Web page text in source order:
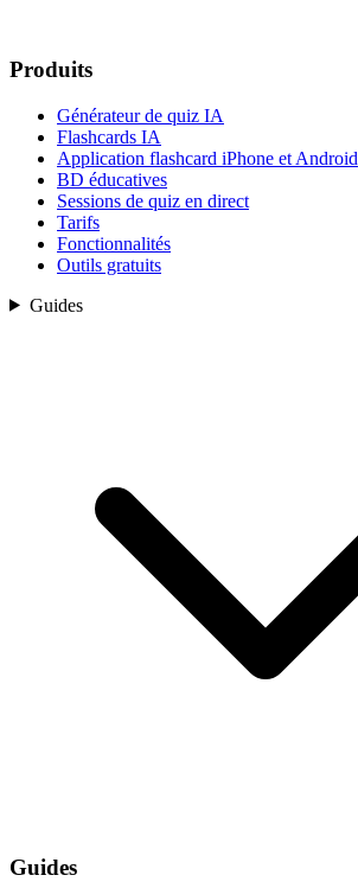
Produits
Générateur de quiz IA
Flashcards IA
Application flashcard iPhone et Android
BD éducatives
Sessions de quiz en direct
Tarifs
Fonctionnalités
Outils gratuits
Guides
Guides